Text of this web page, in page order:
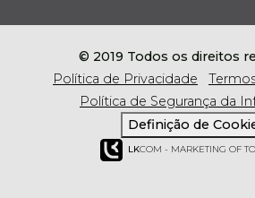
© 2019 Todos os direitos
Política de Privacidade
Política de Segurança da
Definição de
LKCOM - MARKETING OF